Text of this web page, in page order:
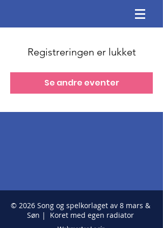
Registreringen er lukket
Se andre eventer
© 2026 Song og spelkorlaget av 8 mars &
Søn | Koret med egen radiator